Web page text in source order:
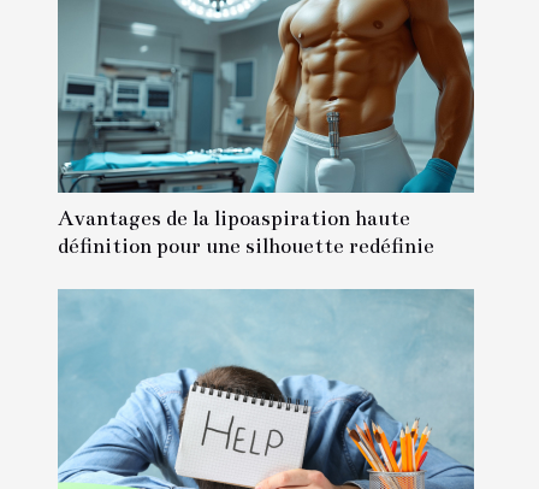
Avantages de la lipoaspiration haute
définition pour une silhouette redéfinie